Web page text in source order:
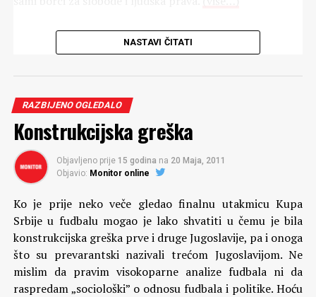
Komentari
NASTAVI ČITATI
RAZBIJENO OGLEDALO
Konstrukcijska greška
Objavljeno prije 15 godina na 20 Maja, 2011
Objavio: Monitor online
Ko je prije neko veče gledao finalnu utakmicu Kupa
Srbije u fudbalu mogao je lako shvatiti u čemu je bila
konstrukcijska greška prve i druge Jugoslavije, pa i onoga
što su prevarantski nazivali trećom Jugoslavijom. Ne
mislim da pravim visokoparne analize fudbala ni da
raspredam „sociološki” o odnosu fudbala i politike. Hoću